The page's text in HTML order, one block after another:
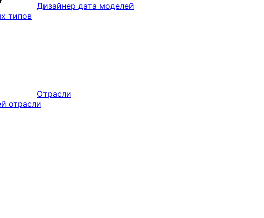
Дизайнер дата моделей
типов
Отрасли
отрасли